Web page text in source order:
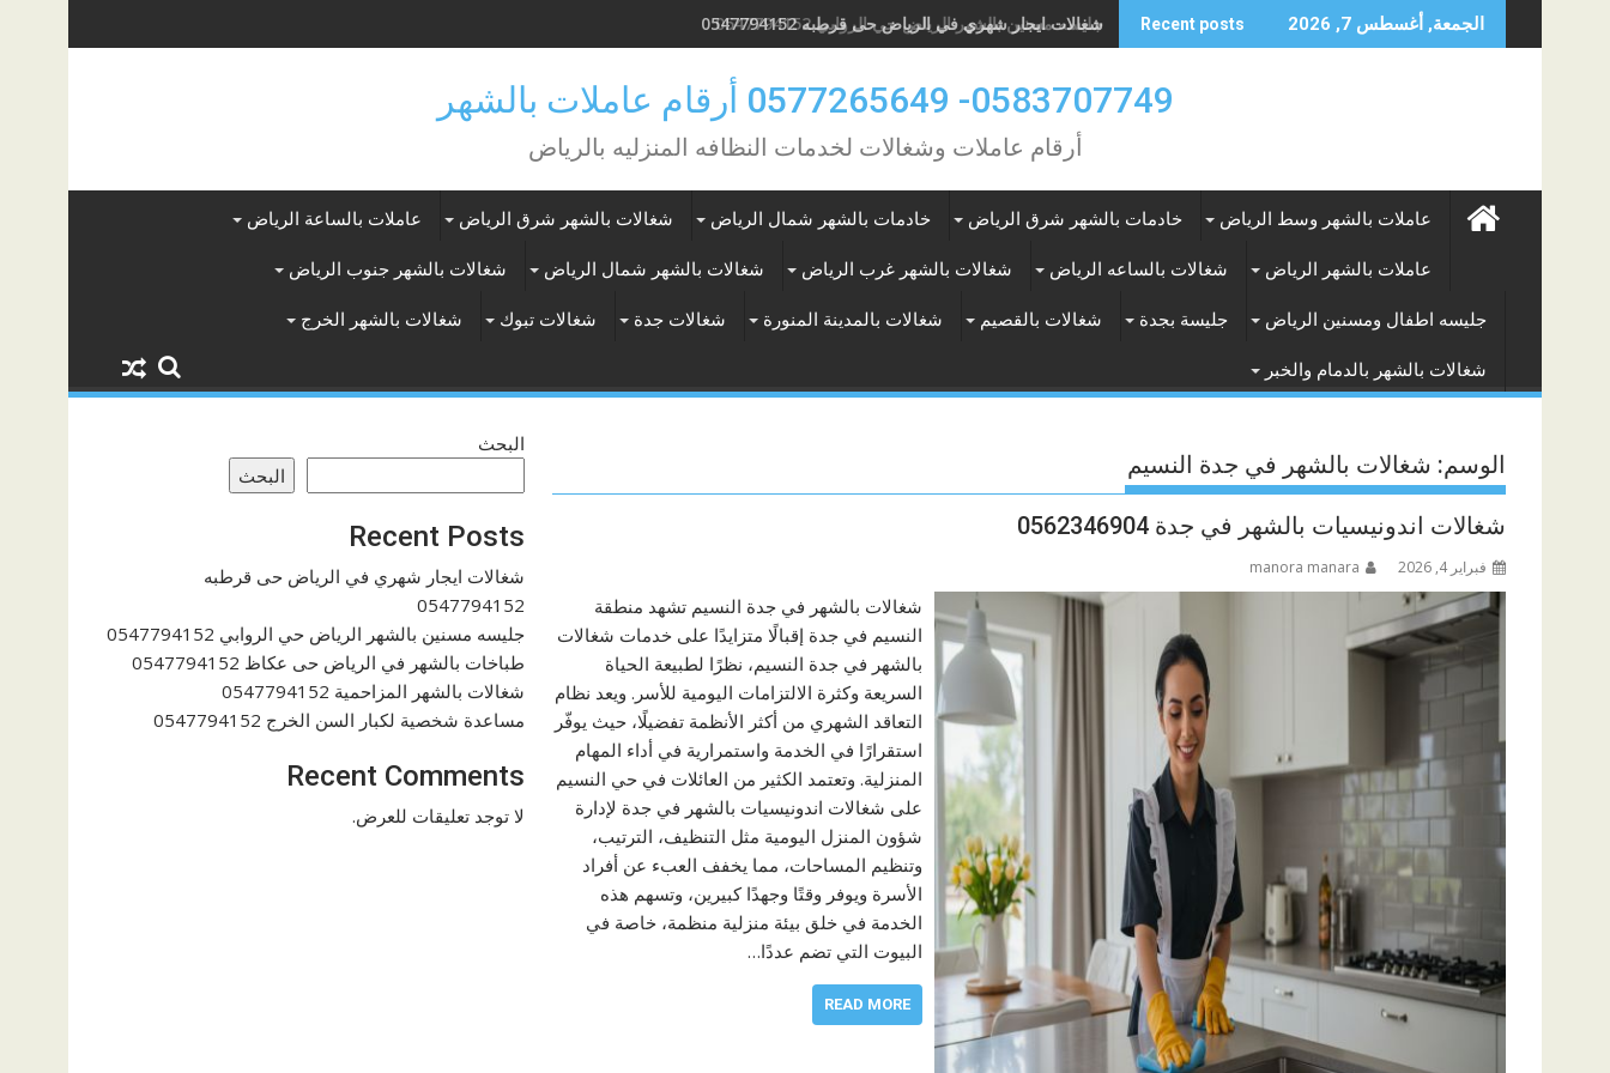
to
الجمعة, أغسطس 7, 2026 Recent posts جليسه مسنين بالشهر الرياض حي الروابي 0547794152
0583707749- 0577265649 أرقام عاملات بالشهر
أرقام عاملات وشغالات لخدمات النظافه المنزليه بالرياض
عاملات بالشهر وسط الرياض خادمات بالشهر شرق الرياض خادمات بالشهر شمال الرياض شغالات بالشهر شرق الرياض عاملات بالساعة الرياض
عاملات بالشهر الرياض شغالات بالساعه الرياض شغالات بالشهر غرب الرياض شغالات بالشهر شمال الرياض شغالات بالشهر جنوب الرياض
جليسه اطفال ومسنين الرياض جليسة بجدة شغالات بالقصيم شغالات بالمدينة المنورة شغالات جدة شغالات تبوك شغالات بالشهر الخرج
شغالات بالشهر بالدمام والخبر
الوسم: شغالات بالشهر في جدة النسيم
شغالات اندونيسيات بالشهر في جدة 0562346904
فبراير 4, 2026 manora manara
شغالات بالشهر في جدة النسيم تشهد منطقة
النسيم في جدة إقبالًا متزايدًا على خدمات شغالات
بالشهر في جدة النسيم، نظرًا لطبيعة الحياة
السريعة وكثرة الالتزامات اليومية للأسر. ويعد نظام
التعاقد الشهري من أكثر الأنظمة تفضيلًا، حيث يوفّر
استقرارًا في الخدمة واستمرارية في أداء المهام
المنزلية. وتعتمد الكثير من العائلات في حي النسيم
على شغالات اندونيسيات بالشهر في جدة لإدارة
شؤون المنزل اليومية مثل التنظيف، الترتيب،
وتنظيم المساحات، مما يخفف العبء عن أفراد
الأسرة ويوفر وقتًا وجهدًا كبيرين، وتسهم هذه
الخدمة في خلق بيئة منزلية منظمة، خاصة في
البيوت التي تضم عددًا…
READ MORE
البحث
البحث
Recent Posts
شغالات ايجار شهري في الرياض حى قرطبه
0547794152
جليسه مسنين بالشهر الرياض حي الروابي 0547794152
طباخات بالشهر في الرياض حى عكاظ 0547794152
شغالات بالشهر المزاحمية 0547794152
مساعدة شخصية لكبار السن الخرج 0547794152
Recent Comments
لا توجد تعليقات للعرض.